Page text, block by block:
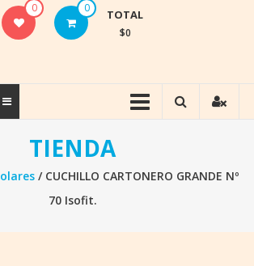
0 0 TOTAL
$0
TIENDA
/ CUCHILLO CARTONERO GRANDE Nº
70 Isofit.